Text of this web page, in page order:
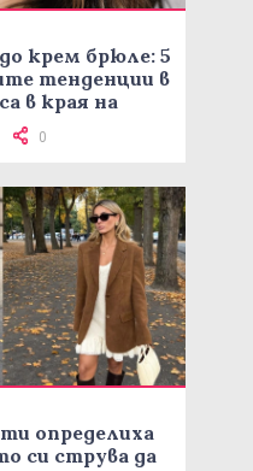
крем брюле: 5
тенденции в
в края на
0
определиха
си струва да